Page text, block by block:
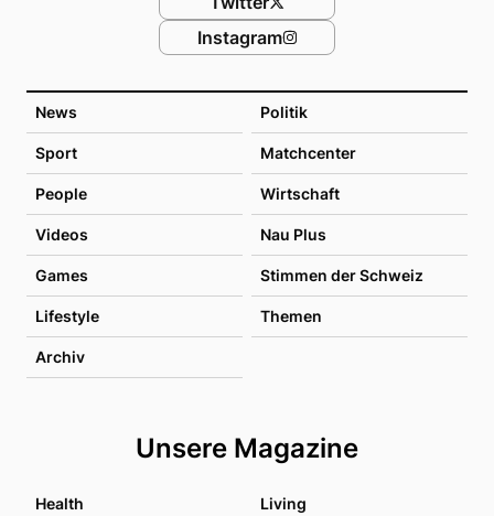
News Politik
Sport Matchcenter
People Wirtschaft
Videos Nau Plus
Games Stimmen der Schweiz
Lifestyle Themen
Archiv
Unsere Magazine
Health Living
Instagram